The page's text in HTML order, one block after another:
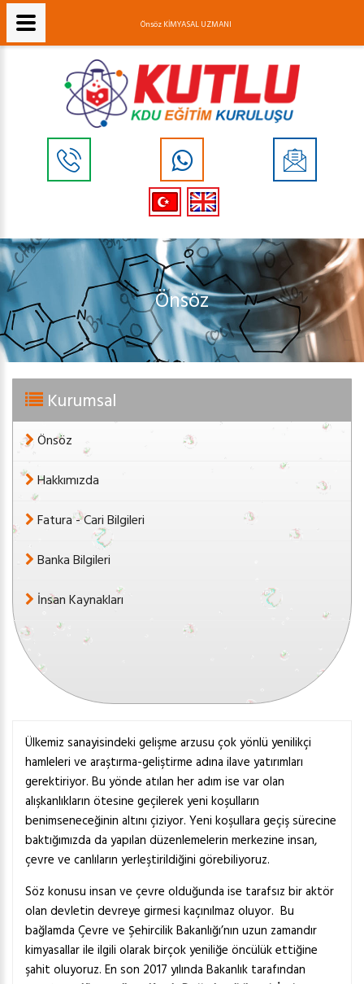
Önsöz
Kurumsal
Önsöz
Hakkımızda
Fatura - Cari Bilgileri
Banka Bilgileri
İnsan Kaynakları
Ülkemiz sanayisindeki gelişme arzusu çok yönlü yenilikçi
hamleleri ve araştırma-geliştirme adına ilave yatırımları
gerektiriyor. Bu yönde atılan her adım ise var olan
alışkanlıkların ötesine geçilerek yeni koşulların
benimseneceğinin altını çiziyor. Yeni koşullara geçiş sürecine
baktığımızda da yapılan düzenlemelerin merkezine insan,
çevre ve canlıların yerleştirildiğini görebiliyoruz.
Söz konusu insan ve çevre olduğunda ise tarafsız bir aktör
olan devletin devreye girmesi kaçınılmaz oluyor. Bu
bağlamda Çevre ve Şehircilik Bakanlığı’nın uzun zamandır
kimyasallar ile ilgili olarak birçok yeniliğe öncülük ettiğine
şahit oluyoruz. En son 2017 yılında Bakanlık tarafından
Önsöz KİMYASAL UZMANI